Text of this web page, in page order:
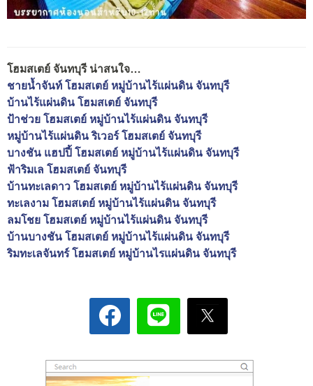
โฮมสเตย์ จันทบุรี น่าสนใจ…
ชายน้ำจันท์ โฮมสเตย์ หมู่บ้านไร้แผ่นดิน จันทบุรี
บ้านไร้แผ่นดิน โฮมสเตย์ จันทบุรี
ป้าช่วย โฮมสเตย์ หมู่บ้านไร้แผ่นดิน จันทบุรี
หมู่บ้านไร้แผ่นดิน ริเวอร์ โฮมสเตย์ จันทบุรี
บางชัน แฮปปี้ โฮมสเตย์ หมู่บ้านไร้แผ่นดิน จันทบุรี
ฟ้าริมเล โฮมสเตย์ จันทบุรี
บ้านทะเลดาว โฮมสเตย์ หมู่บ้านไร้แผ่นดิน จันทบุรี
ทะเลงาม โฮมสเตย์ หมู่บ้านไร้แผ่นดิน จันทบุรี
ลมโชย โฮมสเตย์ หมู่บ้านไร้แผ่นดิน จันทบุรี
บ้านบางชัน โฮมสเตย์ หมู่บ้านไร้แผ่นดิน จันทบุรี
ริมทะเลจันทร์ โฮมสเตย์ หมู่บ้านไรแผ่นดิน จันทบุรี